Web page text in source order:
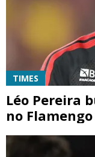
TIMES
Léo Pereira
no Flamengo